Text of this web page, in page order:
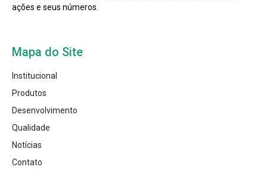
ações e seus números.
Mapa do Site
Institucional
Produtos
Desenvolvimento
Qualidade
Notícias
Contato